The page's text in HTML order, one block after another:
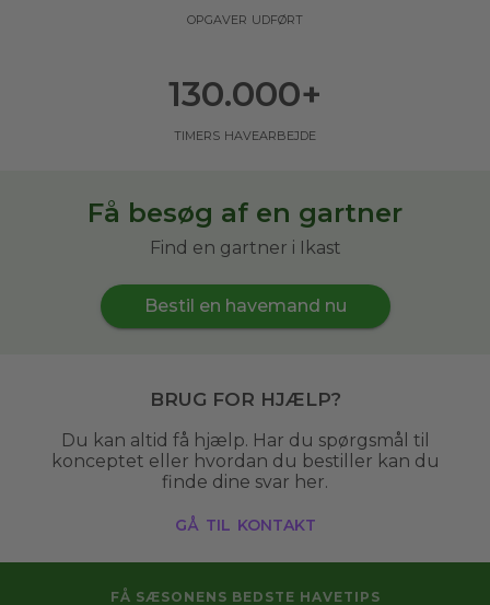
opgaver udført
timers havearbejde
130.000+
Få besøg af en gartner
Find en gartner i Ikast
Bestil en havemand nu
Brug for hjælp?
Du kan altid få hjælp. Har du spørgsmål til
konceptet eller hvordan du bestiller kan du
finde dine svar her.
gå til kontakt
FÅ SÆSONENS BEDSTE HAVETIPS